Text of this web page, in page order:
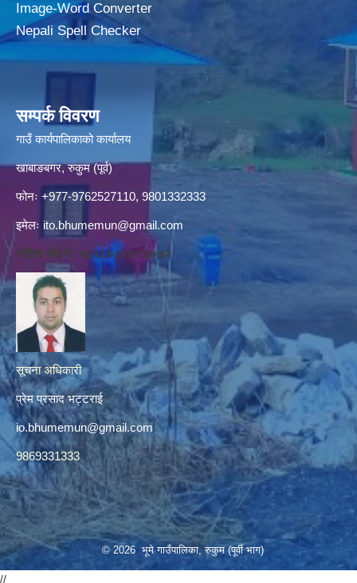
Image-Word Converter
Nepali Spell Checker
सम्पर्क विवरण
गाउँ कार्यपालिकाको कार्यालय
खाबाङबगर, रुकुम (पूर्व)
फोनः +977-9762527110, 9801332333
इमेलः ito.bhumemun@gmail.com
नोटिस बोर्ड नं. १६१८०८८४१३०७२
सूचना अधिकारी
प्रेम प्रसाद भट्टराई
io.bhumemun@gmail.com
9869331333
© 2026 भूमे गाउँपालिका, रुकुम (पूर्वी भाग)
//